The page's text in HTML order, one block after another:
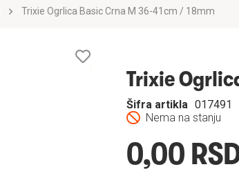
Trixie Ogrlica Basic Crna M 36-41cm / 18mm
želja
Trixie
Nema na stanju
Šifra artikla 017491
0,00